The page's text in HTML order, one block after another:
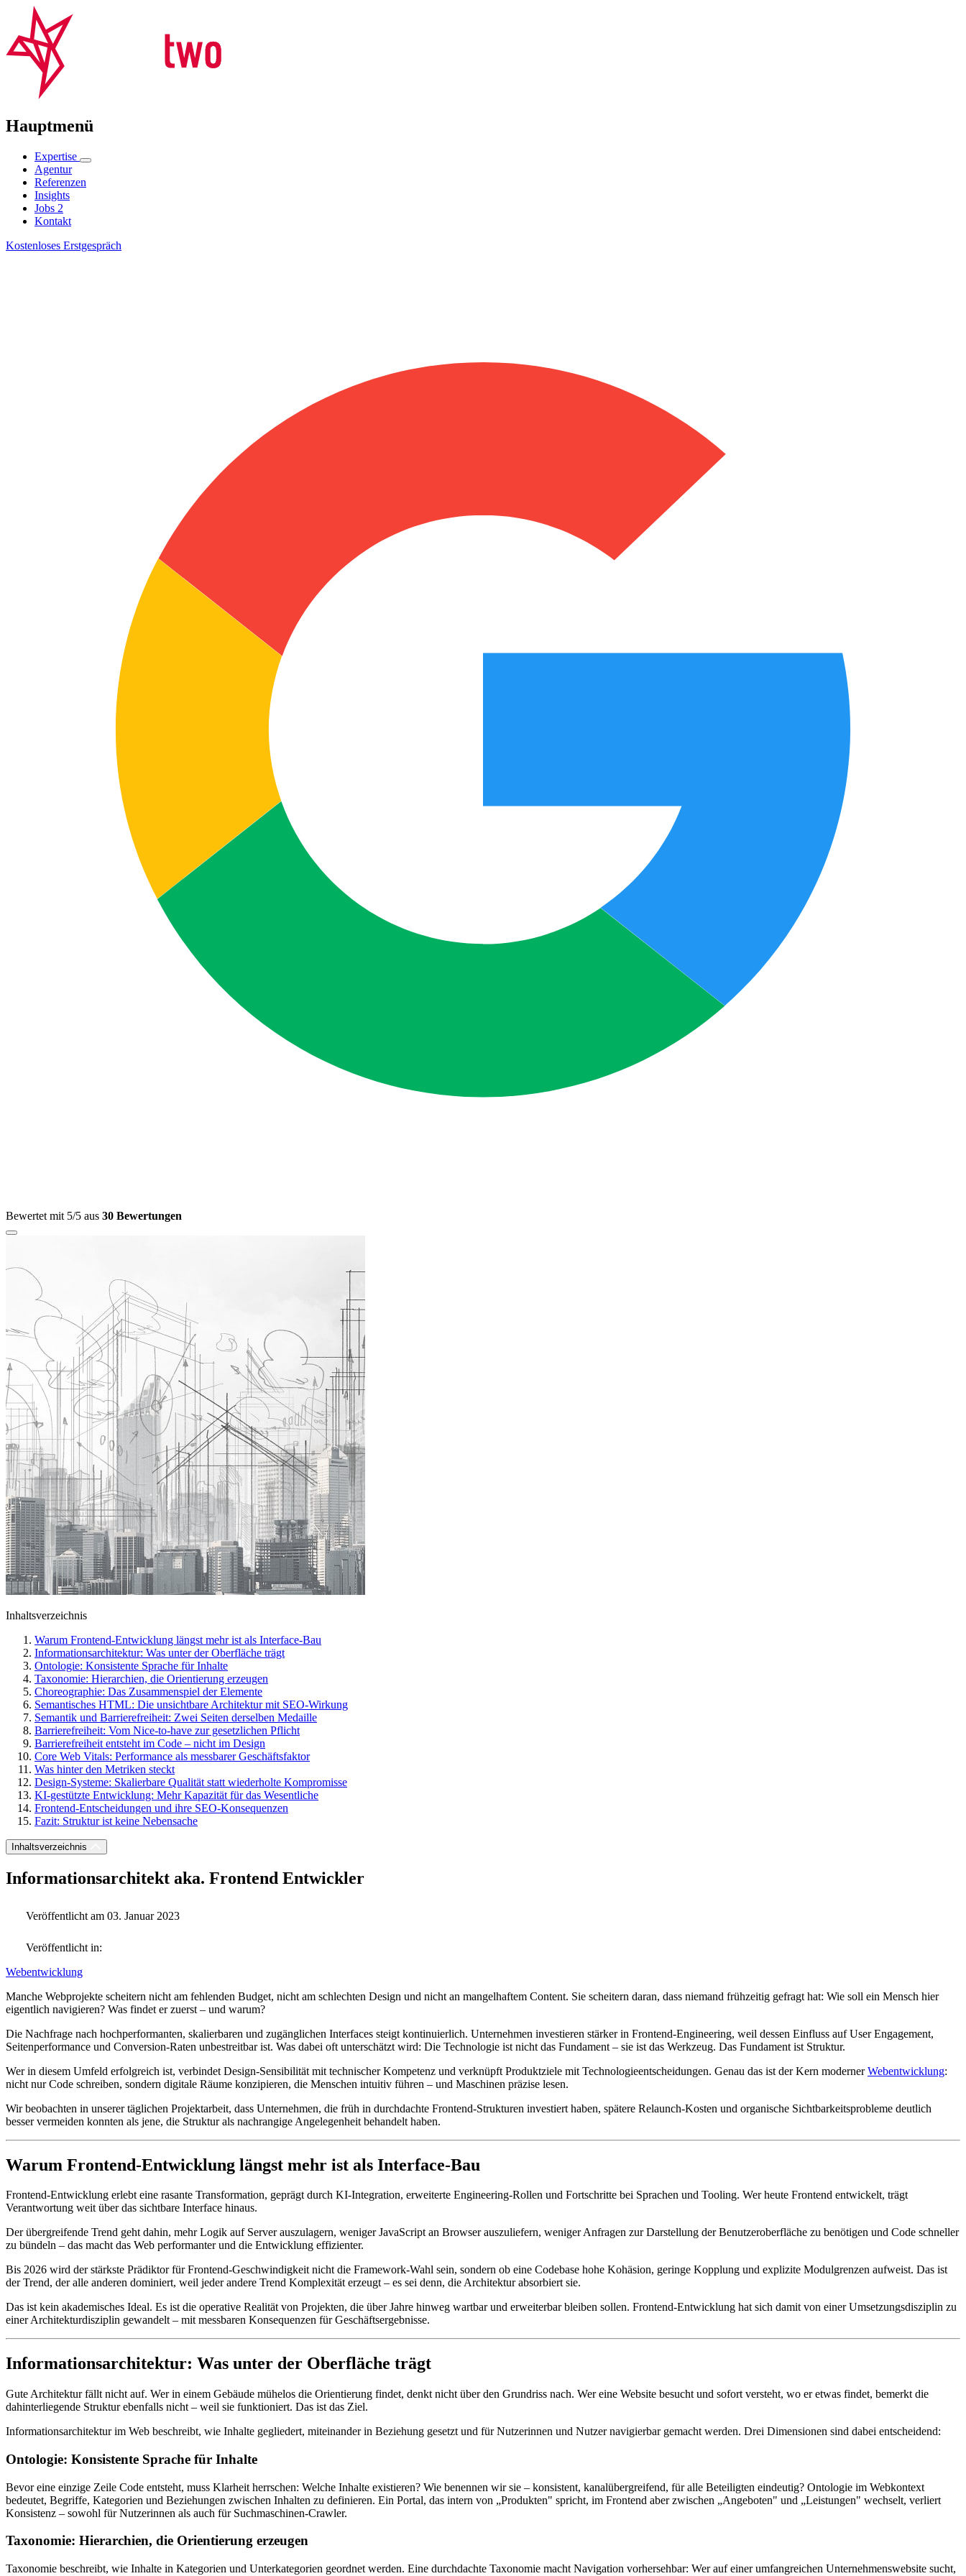
Hauptmenü
Expertise
Agentur
Referenzen
Insights
Jobs 2
Kontakt
Kostenloses Erstgespräch
Bewertet mit 5/5 aus 30 Bewertungen
Inhaltsverzeichnis
Warum Frontend-Entwicklung längst mehr ist als Interface-Bau
Informationsarchitektur: Was unter der Oberfläche trägt
Ontologie: Konsistente Sprache für Inhalte
Taxonomie: Hierarchien, die Orientierung erzeugen
Choreographie: Das Zusammenspiel der Elemente
Semantisches HTML: Die unsichtbare Architektur mit SEO-Wirkung
Semantik und Barrierefreiheit: Zwei Seiten derselben Medaille
Barrierefreiheit: Vom Nice-to-have zur gesetzlichen Pflicht
Barrierefreiheit entsteht im Code – nicht im Design
Core Web Vitals: Performance als messbarer Geschäftsfaktor
Was hinter den Metriken steckt
Design-Systeme: Skalierbare Qualität statt wiederholte Kompromisse
KI-gestützte Entwicklung: Mehr Kapazität für das Wesentliche
Frontend-Entscheidungen und ihre SEO-Konsequenzen
Fazit: Struktur ist keine Nebensache
Inhaltsverzeichnis
Informationsarchitekt aka. Frontend Entwickler
Veröffentlicht am 03. Januar 2023
Veröffentlicht in:
Webentwicklung
Manche Webprojekte scheitern nicht am fehlenden Budget, nicht am schlechten Design und nicht an mangelhaftem Content. Sie scheitern daran, dass niemand frühzeitig gefragt hat: Wie soll ein Mensch hier
eigentlich navigieren? Was findet er zuerst – und warum?
Die Nachfrage nach hochperformanten, skalierbaren und zugänglichen Interfaces steigt kontinuierlich. Unternehmen investieren stärker in Frontend-Engineering, weil dessen Einfluss auf User Engagement,
Seitenperformance und Conversion-Raten unbestreitbar ist. Was dabei oft unterschätzt wird: Die Technologie ist nicht das Fundament – sie ist das Werkzeug. Das Fundament ist Struktur.
Wer in diesem Umfeld erfolgreich ist, verbindet Design-Sensibilität mit technischer Kompetenz und verknüpft Produktziele mit Technologieentscheidungen. Genau das ist der Kern modernerWebentwicklung:
nicht nur Code schreiben, sondern digitale Räume konzipieren, die Menschen intuitiv führen – und Maschinen präzise lesen.
Wir beobachten in unserer täglichen Projektarbeit, dass Unternehmen, die früh in durchdachte Frontend-Strukturen investiert haben, spätere Relaunch-Kosten und organische Sichtbarkeitsprobleme deutlich
besser vermeiden konnten als jene, die Struktur als nachrangige Angelegenheit behandelt haben.
Warum Frontend-Entwicklung längst mehr ist als Interface-Bau
Frontend-Entwicklung erlebt eine rasante Transformation, geprägt durch KI-Integration, erweiterte Engineering-Rollen und Fortschritte bei Sprachen und Tooling. Wer heute Frontend entwickelt, trägt
Verantwortung weit über das sichtbare Interface hinaus.
Der übergreifende Trend geht dahin, mehr Logik auf Server auszulagern, weniger JavaScript an Browser auszuliefern, weniger Anfragen zur Darstellung der Benutzeroberfläche zu benötigen und Code schneller
zu bündeln – das macht das Web performanter und die Entwicklung effizienter.
Bis 2026 wird der stärkste Prädiktor für Frontend-Geschwindigkeit nicht die Framework-Wahl sein, sondern ob eine Codebase hohe Kohäsion, geringe Kopplung und explizite Modulgrenzen aufweist. Das ist
der Trend, der alle anderen dominiert, weil jeder andere Trend Komplexität erzeugt – es sei denn, die Architektur absorbiert sie.
Das ist kein akademisches Ideal. Es ist die operative Realität von Projekten, die über Jahre hinweg wartbar und erweiterbar bleiben sollen. Frontend-Entwicklung hat sich damit von einer Umsetzungsdisziplin zu
einer Architekturdisziplin gewandelt – mit messbaren Konsequenzen für Geschäftsergebnisse.
Informationsarchitektur: Was unter der Oberfläche trägt
Gute Architektur fällt nicht auf. Wer in einem Gebäude mühelos die Orientierung findet, denkt nicht über den Grundriss nach. Wer eine Website besucht und sofort versteht, wo er etwas findet, bemerkt die
dahinterliegende Struktur ebenfalls nicht – weil sie funktioniert. Das ist das Ziel.
Informationsarchitektur im Web beschreibt, wie Inhalte gegliedert, miteinander in Beziehung gesetzt und für Nutzerinnen und Nutzer navigierbar gemacht werden. Drei Dimensionen sind dabei entscheidend:
Ontologie: Konsistente Sprache für Inhalte
Bevor eine einzige Zeile Code entsteht, muss Klarheit herrschen: Welche Inhalte existieren? Wie benennen wir sie – konsistent, kanalübergreifend, für alle Beteiligten eindeutig? Ontologie im Webkontext
bedeutet, Begriffe, Kategorien und Beziehungen zwischen Inhalten zu definieren. Ein Portal, das intern von „Produkten" spricht, im Frontend aber zwischen „Angeboten" und „Leistungen" wechselt, verliert
Konsistenz – sowohl für Nutzerinnen als auch für Suchmaschinen-Crawler.
Taxonomie: Hierarchien, die Orientierung erzeugen
Taxonomie beschreibt, wie Inhalte in Kategorien und Unterkategorien geordnet werden. Eine durchdachte Taxonomie macht Navigation vorhersehbar: Wer auf einer umfangreichen Unternehmenswebsite sucht,